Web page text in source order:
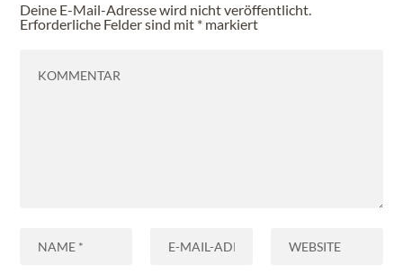
Deine E-Mail-Adresse wird nicht veröffentlicht.
Erforderliche Felder sind mit * markiert